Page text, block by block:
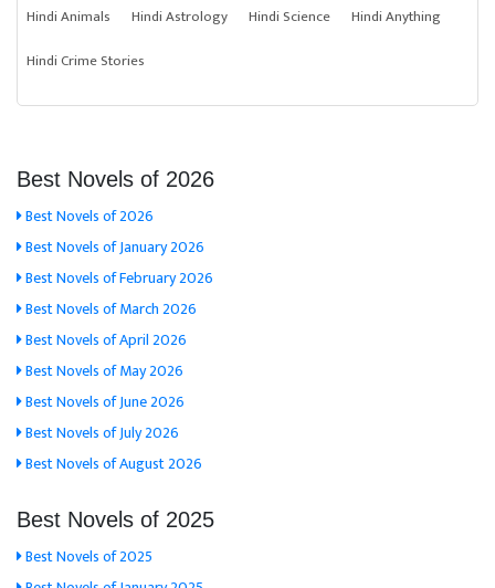
Hindi Animals
Hindi Astrology Hindi Science
Hindi Anything
Hindi Crime Stories
Best Novels of 2026
Best Novels of 2026
Best Novels of January 2026
Best Novels of February 2026
Best Novels of March 2026
Best Novels of April 2026
Best Novels of May 2026
Best Novels of June 2026
Best Novels of July 2026
Best Novels of August 2026
Best Novels of 2025
Best Novels of 2025